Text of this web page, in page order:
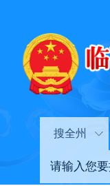
搜全州